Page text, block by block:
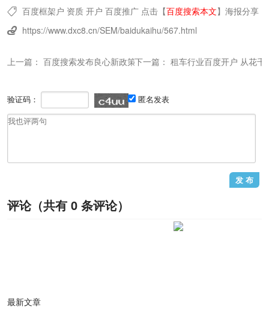
 百度框架户 资质 开户 百度推广点击【百度搜索本文】 海报分享
 https://www.dxc8.cn/SEM/baidukaihu/567.html
上一篇： 百度搜索发布良心新政策下一篇： 租车行业百度开户 从花
验证码： 匿名发表
评论（共有 0 条评论）
最新文章